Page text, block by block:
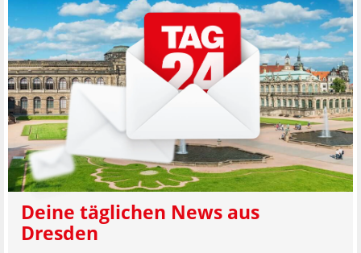
Deine täglichen News aus
Dresden